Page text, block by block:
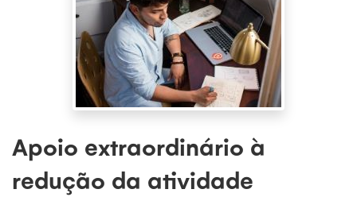
Apoio extraordinário à
redução da atividade